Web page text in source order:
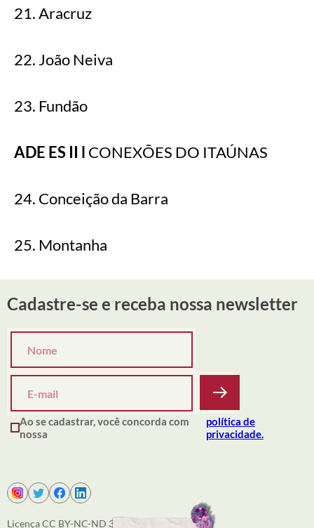
21. Aracruz
22. João Neiva
23. Fundão
ADE ES II l CONEXÕES DO ITAÚNAS
24. Conceição da Barra
25. Montanha
Cadastre-se e receba nossa newsletter
Ao se cadastrar, você concorda com
nossa
política de
privacidade.
Licença CC BY-NC-ND 3.0